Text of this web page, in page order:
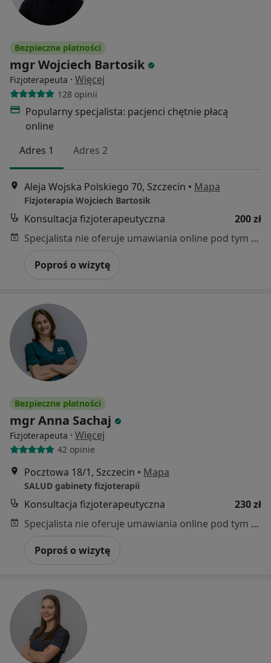
Bezpieczne płatności
mgr Wojciech Bartosik
Fizjoterapeuta · Więcej
128 opinii
Popularny specjalista: pacjenci chętnie płacą
online
Adres 1
Adres 2
Aleja Wojska Polskiego 70, Szczecin • Mapa
Fizjoterapia Wojciech Bartosik
Konsultacja fizjoterapeutyczna
200 zł
Specjalista nie oferuje umawiania online pod tym adresem.
Poproś o wizytę
Bezpieczne płatności
mgr Anna Sachaj
Fizjoterapeuta · Więcej
42 opinie
Pocztowa 18/1, Szczecin • Mapa
SALUD gabinety fizjoterapii
Konsultacja fizjoterapeutyczna
230 zł
Specjalista nie oferuje umawiania online pod tym adresem.
Poproś o wizytę